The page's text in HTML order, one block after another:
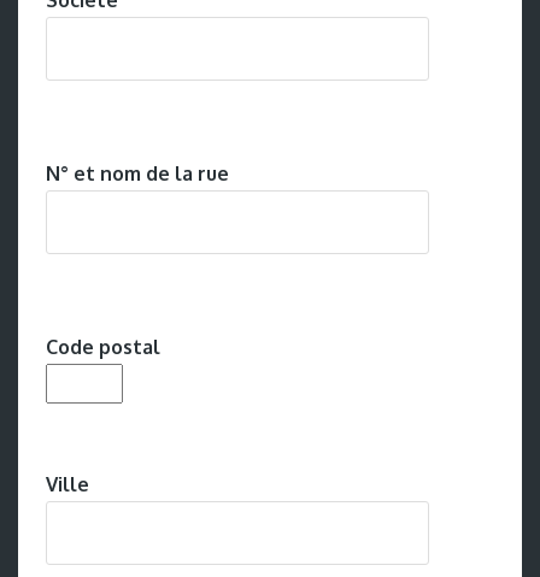
N° et nom de la rue
Code postal
Ville